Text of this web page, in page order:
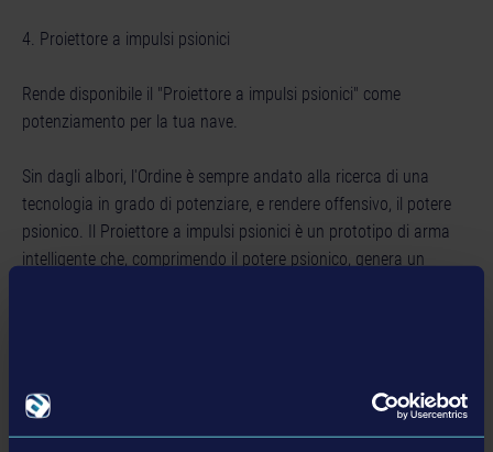
4. Proiettore a impulsi psionici
Rende disponibile il "Proiettore a impulsi psionici" come
potenziamento per la tua nave.
Sin dagli albori, l'Ordine è sempre andato alla ricerca di una
tecnologia in grado di potenziare, e rendere offensivo, il potere
psionico. Il Proiettore a impulsi psionici è un prototipo di arma
intelligente che, comprimendo il potere psionico, genera un